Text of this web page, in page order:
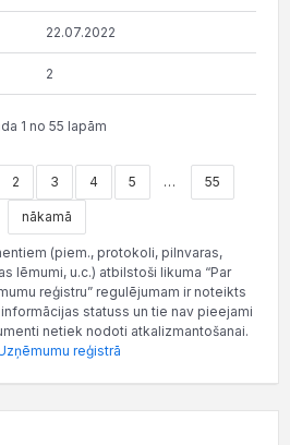
22.07.2022
2
1 no 55 lapām
2 3 4 5 … 55
nākamā
(piem., protokoli, pilnvaras,
lēmumi, u.c.) atbilstoši likuma “Par
reģistru” regulējumam ir noteikts
statuss un tie nav pieejami
netiek nodoti atkalizmantošanai.
reģistrā